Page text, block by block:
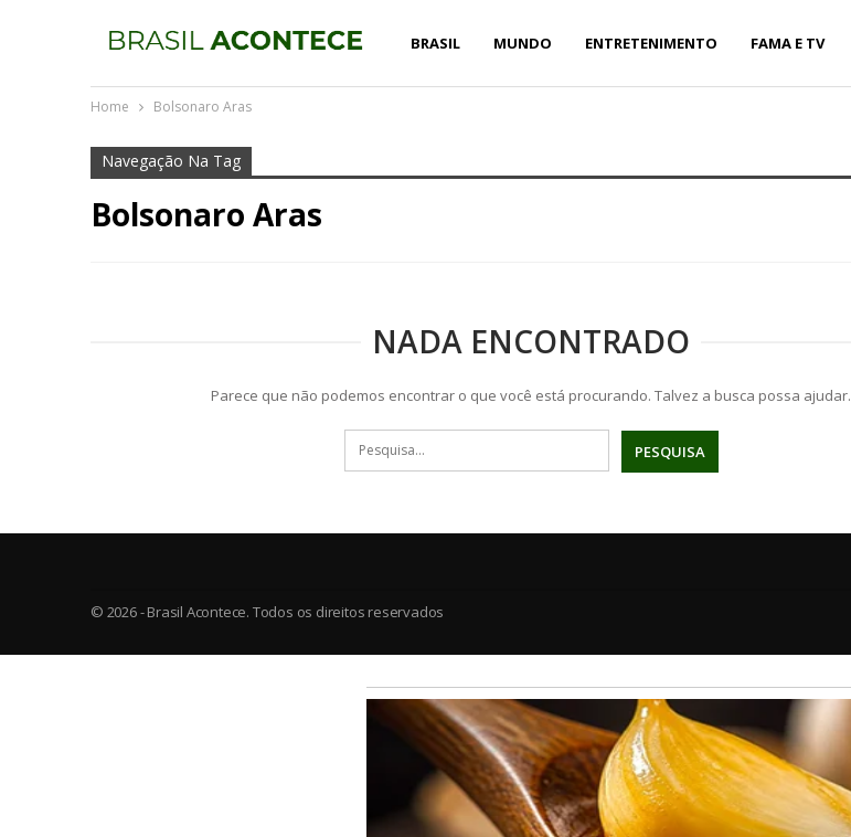
BRASIL MUNDO ENTRETENIMENTO FAMA E TV
Home Bolsonaro Aras
Navegação Na Tag
Bolsonaro Aras
NADA ENCONTRADO
Parece que não podemos encontrar o que você está procurando. Talvez a busca possa ajudar.
© 2026 - Brasil Acontece. Todos os direitos reservados